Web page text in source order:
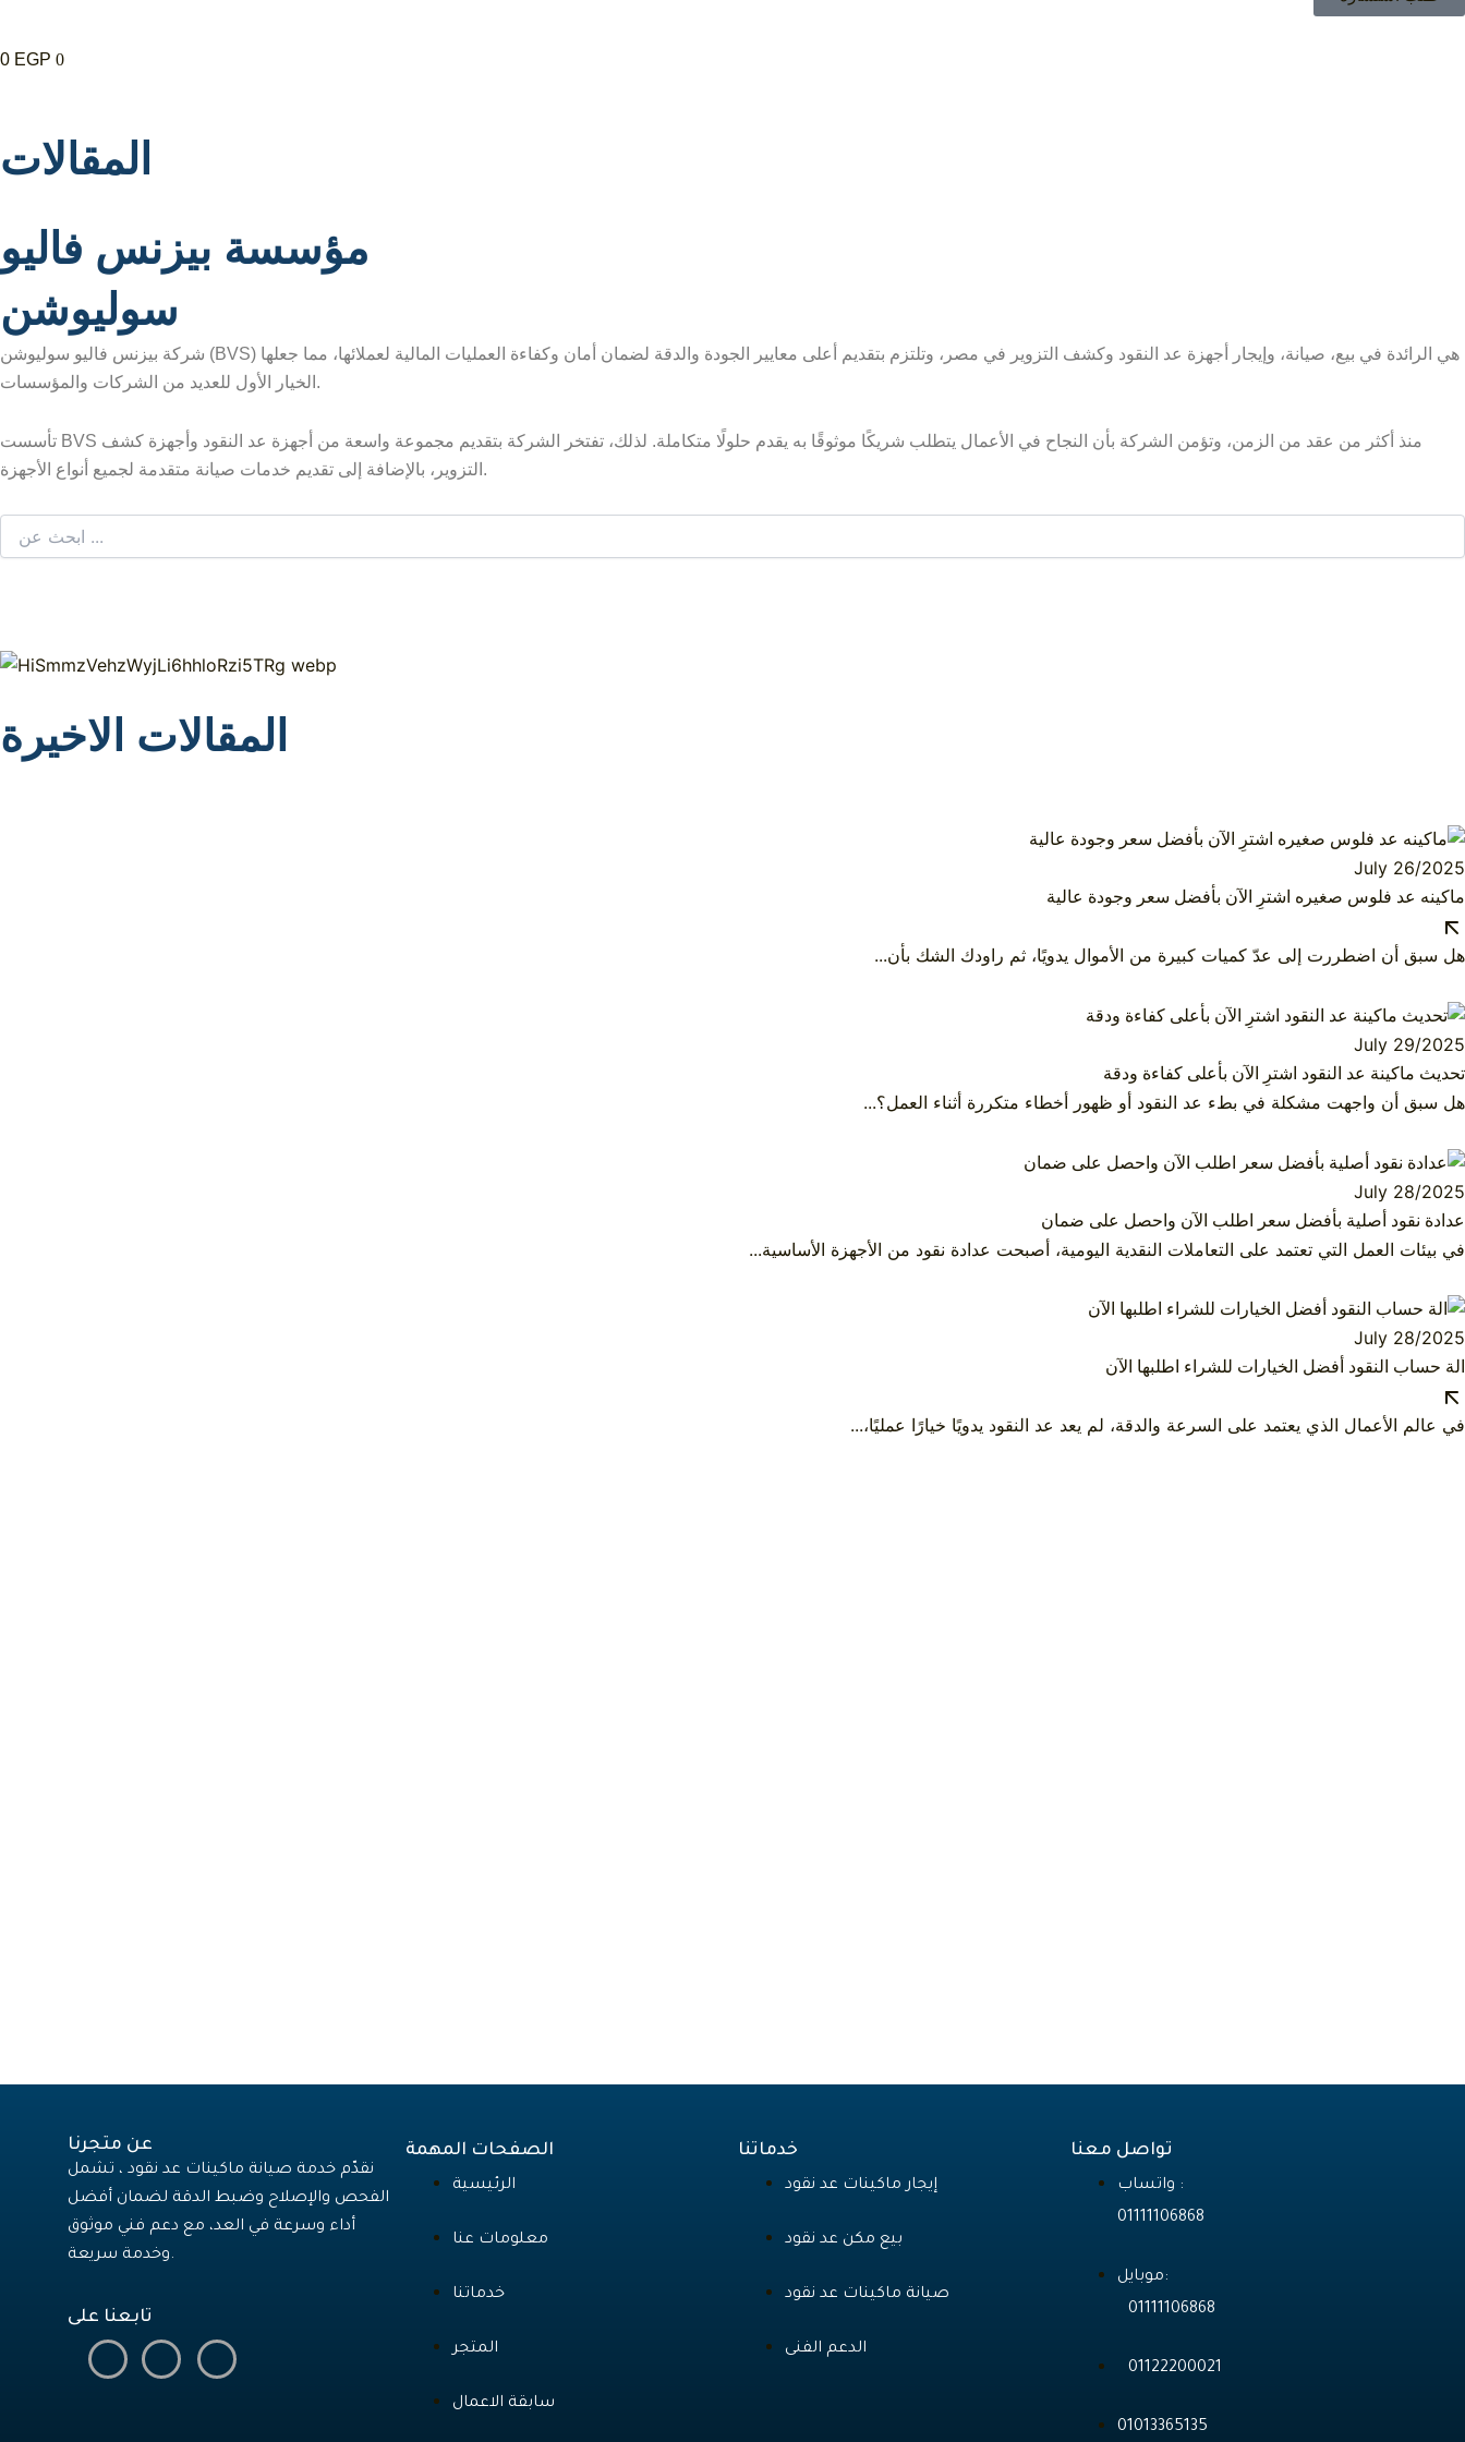
0 EGP 0
المقالات
مؤسسة بيزنس فاليو
سوليوشن
شركة بيزنس فاليو سوليوشن (BVS) هي الرائدة في بيع، صيانة، وإيجار أجهزة عد النقود وكشف التزوير في مصر، وتلتزم بتقديم أعلى معايير الجودة والدقة لضمان أمان وكفاءة العمليات المالية لعملائها، مما جعلها
الخيار الأول للعديد من الشركات والمؤسسات.
تأسست BVS منذ أكثر من عقد من الزمن، وتؤمن الشركة بأن النجاح في الأعمال يتطلب شريكًا موثوقًا به يقدم حلولًا متكاملة. لذلك، تفتخر الشركة بتقديم مجموعة واسعة من أجهزة عد النقود وأجهزة كشف
التزوير، بالإضافة إلى تقديم خدمات صيانة متقدمة لجميع أنواع الأجهزة.
المقالات الاخيرة
July 26/2025
ماكينه عد فلوس صغيره اشترِ الآن بأفضل سعر وجودة عالية
هل سبق أن اضطررت إلى عدّ كميات كبيرة من الأموال يدويًا، ثم راودك الشك بأن...
July 29/2025
تحديث ماكينة عد النقود اشترِ الآن بأعلى كفاءة ودقة
هل سبق أن واجهت مشكلة في بطء عد النقود أو ظهور أخطاء متكررة أثناء العمل؟...
July 28/2025
عدادة نقود أصلية بأفضل سعر اطلب الآن واحصل على ضمان
في بيئات العمل التي تعتمد على التعاملات النقدية اليومية، أصبحت عدادة نقود من الأجهزة الأساسية...
July 28/2025
الة حساب النقود أفضل الخيارات للشراء اطلبها الآن
في عالم الأعمال الذي يعتمد على السرعة والدقة، لم يعد عد النقود يدويًا خيارًا عمليًا،...
عن متجرنا
نقدّم خدمة صيانة ماكينات عد نقود ، تشمل
الفحص والإصلاح وضبط الدقة لضمان أفضل
أداء وسرعة في العد، مع دعم فني موثوق
وخدمة سريعة.
تابعنا على
الصفحات المهمة
الرئيسية
معلومات عنا
خدماتنا
المتجر
سابقة الاعمال
خدماتنا
إيجار ماكينات عد نقود
بيع مكن عد نقود
صيانة ماكينات عد نقود
الدعم الفنى
تواصل معنا
واتساب :
01111106868
موبايل:
01111106868
01122200021
01013365135